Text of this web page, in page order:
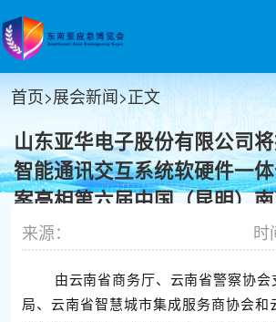
首页>展会新闻>正文
山东亚华电子股份有限公司
智能通讯交互系统软硬件一
案亮相第六届中国（昆明）
全科技博览会
来源： 时
由云南省商务厅、云南省警察协
局、云南省智慧城市集成服务商协会和